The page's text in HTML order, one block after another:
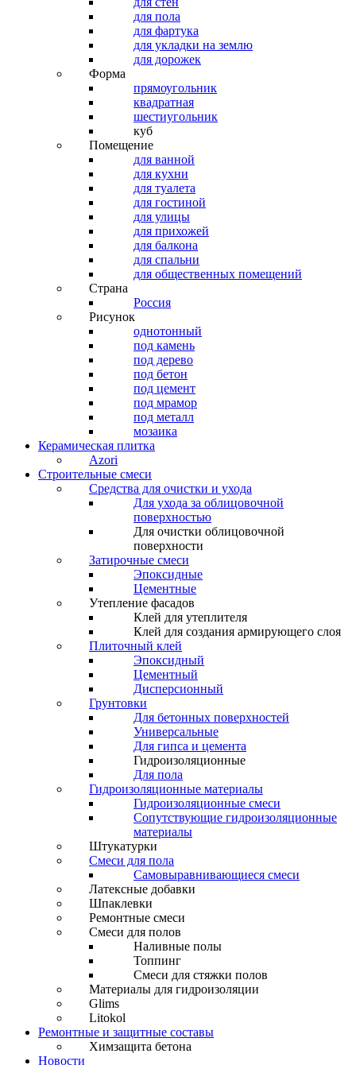
для пола
для фартука
для укладки на землю
для дорожек
Форма
прямоугольник
квадратная
шестиугольник
куб
Помещение
для ванной
для кухни
для туалета
для гостиной
для улицы
для прихожей
для балкона
для спальни
для общественных помещений
Страна
Россия
Рисунок
однотонный
под камень
под дерево
под бетон
под цемент
под мрамор
под металл
мозаика
Керамическая плитка
Azori
Строительные смеси
Средства для очистки и ухода
Для ухода за облицовочной
поверхностью
Для очистки облицовочной
поверхности
Затирочные смеси
Эпоксидные
Цементные
Утепление фасадов
Клей для утеплителя
Клей для создания армирующего слоя
Плиточный клей
Эпоксидный
Цементный
Дисперсионный
Грунтовки
Для бетонных поверхностей
Универсальные
Для гипса и цемента
Гидроизоляционные
Для пола
Гидроизоляционные материалы
Гидроизоляционные смеси
Сопутствующие гидроизоляционные
материалы
Штукатурки
Смеси для пола
Самовыравнивающиеся смеси
Латексные добавки
Шпаклевки
Ремонтные смеси
Смеси для полов
Наливные полы
Топпинг
Смеси для стяжки полов
Материалы для гидроизоляции
Glims
Litokol
Ремонтные и защитные составы
Химзащита бетона
Новости